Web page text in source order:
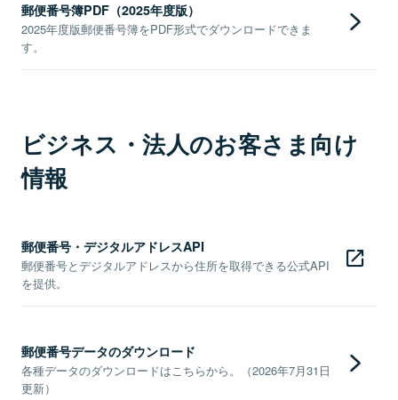
郵便番号簿PDF（2025年度版）
2025年度版郵便番号簿をPDF形式でダウンロードできま
す。
ビジネス・法人のお客さま向け
情報
郵便番号・デジタルアドレスAPI
郵便番号とデジタルアドレスから住所を取得できる公式API
を提供。
郵便番号データのダウンロード
各種データのダウンロードはこちらから。（2026年7月31日
更新）